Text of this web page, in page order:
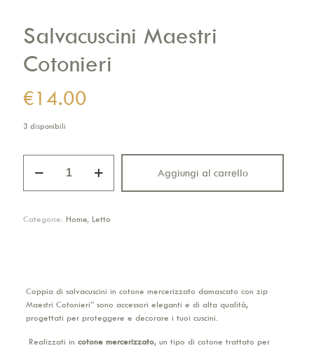
Salvacuscini Maestri
Cotonieri
€14.00
3 disponibili
Maestri
Aggiungi al carrello
Categorie: Home, Letto
Coppia di salvacuscini in cotone mercerizzato damascato con zip
Maestri Cotonieri” sono accessori eleganti e di alta qualità,
progettati per proteggere e decorare i tuoi cuscini.
Realizzati in cotone mercerizzato, un tipo di cotone trattato per